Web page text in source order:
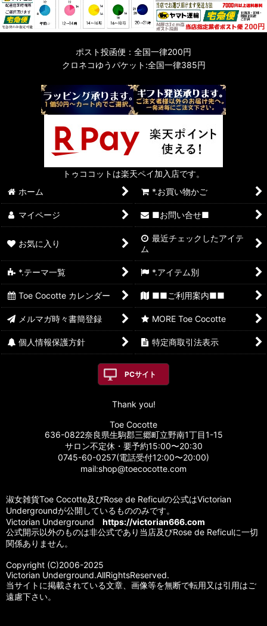
ポスト投函便：全国一律200円
クロネコゆうパケット:全国一律385円
トゥココットは楽天ペイ加入店です。
ホーム
*.お買い物かご
マイページ ■お問い合せ■
お気に入り
最近チェックしたアイテ
ム
*.テーマ一覧 *.アイテム別
Toe Cocotte カレンダー ■■ご利用案内■■
メルマガ時々書簡登録 MORE Toe Cocotte
個人情報保護方針 特定商取引法表示
PCサイト
Thank you!
Toe Cocotte
636-0822奈良県生駒郡三郷町立野南1丁目1-15
サロン不定休・要予約15:00〜20:30
0745-60-0257(電話受付12:00〜20:00)
mail:shop@toecocotte.com
淑女雑貨Toe Cocotte及びRose de Reficulの公式はVictorian
Undergroundが公開しているもののみです。
Victorian Underground https://victorian666.com
公式開示以外のものは非公式であり当店及びRose de Reficulに一切
関係ありません。
Copyright (C)2006-2025
Victorian Underground.AllRightsReserved.
当サイトに掲載されている文章、画像等を無断で転用又は引用はご
遠慮下さい。